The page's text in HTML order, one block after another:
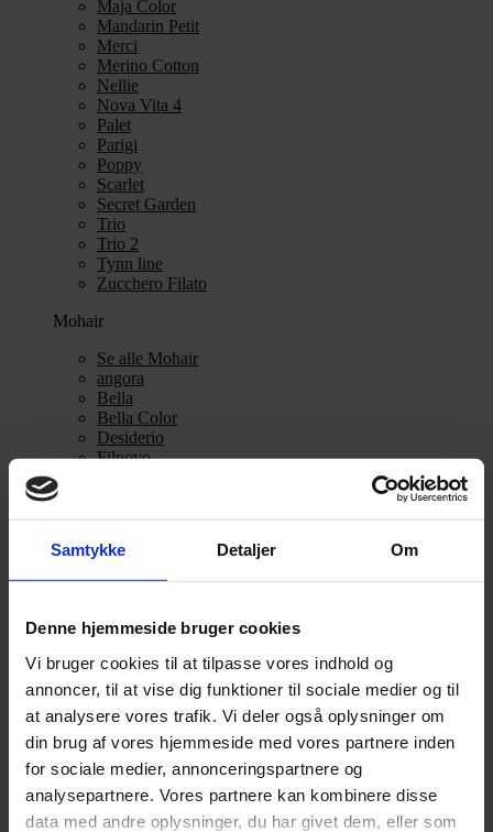
Samtykke Detaljer Om
Denne hjemmeside bruger cookies
Vi bruger cookies til at tilpasse vores indhold og
annoncer, til at vise dig funktioner til sociale medier og til
at analysere vores trafik. Vi deler også oplysninger om
din brug af vores hjemmeside med vores partnere inden
for sociale medier, annonceringspartnere og
analysepartnere. Vores partnere kan kombinere disse
data med andre oplysninger, du har givet dem, eller som
Maja Color
Mandarin Petit
Merci
Merino Cotton
Nellie
Nova Vita 4
Palet
Parigi
Poppy
Scarlet
Secret Garden
Trio
Trio 2
Tynn line
Zucchero Filato
Mohair
Se alle Mohair
angora
Bella
Bella Color
Desiderio
Filnovo
Silk Mohair
Tynn Silk Mohair
Se alle Mohair
Bella Color
Desiderio
Filnovo
Mulberry Silk
Leonora
Silk Mohair
Tilia
Tynn Silk Mohair
Alpaka